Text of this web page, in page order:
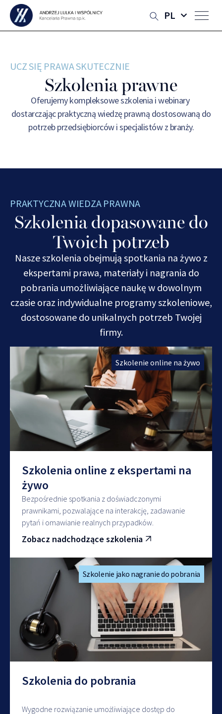
PL
UCZ SIĘ PRAWA SKUTECZNIE
Szkolenia prawne
Oferujemy kompleksowe szkolenia i webinary
dostarczając praktyczną wiedzę prawną dostosowaną do
potrzeb przedsiębiorców i specjalistów z branży.
PRAKTYCZNA WIEDZA PRAWNA
Szkolenia dopasowane do
Twoich potrzeb
Nasze szkolenia obejmują spotkania na żywo z
ekspertami prawa, materiały i nagrania do
pobrania umożliwiające naukę w dowolnym
czasie oraz indywidualne programy szkoleniowe,
dostosowane do unikalnych potrzeb Twojej
firmy.
Szkolenie online na żywo
Szkolenia online z ekspertami na
żywo
Bezpośrednie spotkania z doświadczonymi
prawnikami, pozwalające na interakcję, zadawanie
pytań i omawianie realnych przypadków.
Zobacz nadchodzące szkolenia
Szkolenie jako nagranie do pobrania
Szkolenia do pobrania
Wygodne rozwiązanie umożliwiające dostęp do